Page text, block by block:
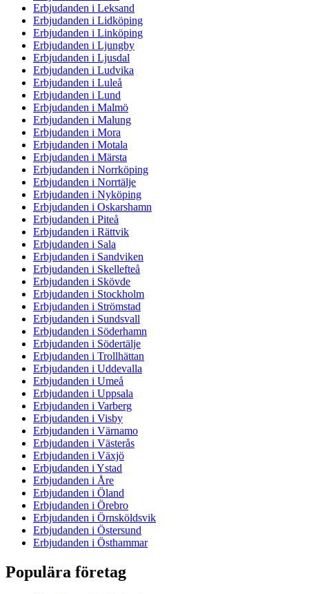
Erbjudanden i Leksand
Erbjudanden i Lidköping
Erbjudanden i Linköping
Erbjudanden i Ljungby
Erbjudanden i Ljusdal
Erbjudanden i Ludvika
Erbjudanden i Luleå
Erbjudanden i Lund
Erbjudanden i Malmö
Erbjudanden i Malung
Erbjudanden i Mora
Erbjudanden i Motala
Erbjudanden i Märsta
Erbjudanden i Norrköping
Erbjudanden i Norrtälje
Erbjudanden i Nyköping
Erbjudanden i Oskarshamn
Erbjudanden i Piteå
Erbjudanden i Rättvik
Erbjudanden i Sala
Erbjudanden i Sandviken
Erbjudanden i Skellefteå
Erbjudanden i Skövde
Erbjudanden i Stockholm
Erbjudanden i Strömstad
Erbjudanden i Sundsvall
Erbjudanden i Söderhamn
Erbjudanden i Södertälje
Erbjudanden i Trollhättan
Erbjudanden i Uddevalla
Erbjudanden i Umeå
Erbjudanden i Uppsala
Erbjudanden i Varberg
Erbjudanden i Visby
Erbjudanden i Värnamo
Erbjudanden i Västerås
Erbjudanden i Växjö
Erbjudanden i Ystad
Erbjudanden i Åre
Erbjudanden i Öland
Erbjudanden i Örebro
Erbjudanden i Örnsköldsvik
Erbjudanden i Östersund
Erbjudanden i Östhammar
Populära företag